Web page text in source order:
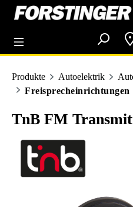
springen
Produkte Autoelektrik
Freisprecheinrichtungen
TnB FM
Bildergalerie überspringen